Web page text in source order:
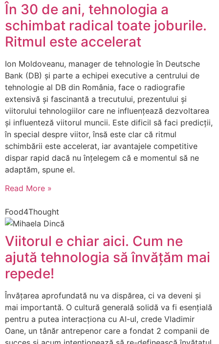
În 30 de ani, tehnologia a
schimbat radical toate joburile.
Ritmul este accelerat
Ion Moldoveanu, manager de tehnologie în Deutsche
Bank (DB) și parte a echipei executive a centrului de
tehnologie al DB din România, face o radiografie
extensivă și fascinantă a trecutului, prezentului și
viitorului tehnologiilor care ne influențează dezvoltarea
și influenteză viitorul muncii. Este dificil să faci predicții,
în special despre viitor, însă este clar că ritmul
schimbării este accelerat, iar avantajele competitive
dispar rapid dacă nu înțelegem că e momentul să ne
adaptăm, spune el.
Read More »
Food4Thought
Viitorul e chiar aici. Cum ne
ajută tehnologia să învățăm mai
repede!
Învățarea aprofundată nu va dispărea, ci va deveni și
mai importantă. O cultură generală solidă va fi esențială
pentru a putea interacționa cu AI-ul, crede Vladimir
Oane, un tânăr antrepenor care a fondat 2 companii de